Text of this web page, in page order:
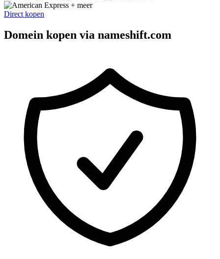
+ meer
Direct kopen
Domein kopen via nameshift.com